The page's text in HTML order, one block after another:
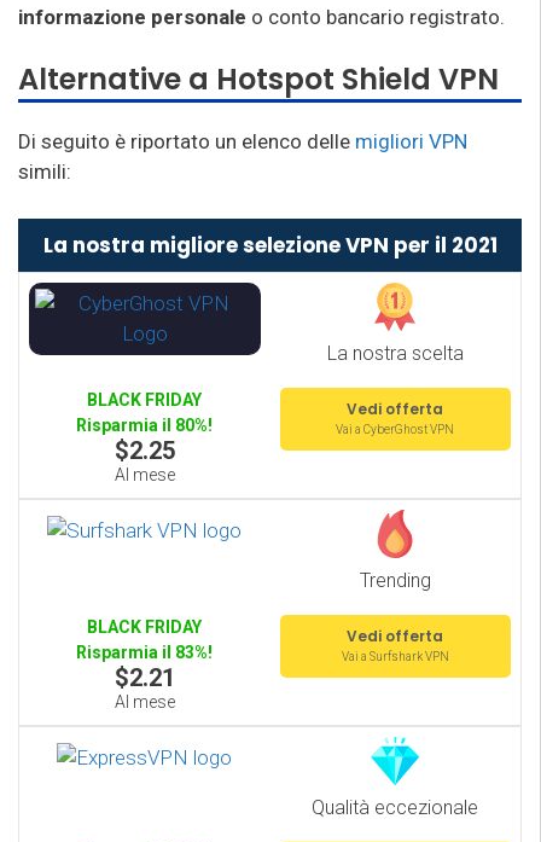
informazione personale o conto bancario registrato.
Alternative a Hotspot Shield VPN
Di seguito è riportato un elenco delle migliori VPN
simili:
La nostra migliore selezione VPN per il 2021
La nostra scelta
BLACK FRIDAY
Risparmia il 80%!
$2.25
Al mese
Vedi offerta
Vai a CyberGhost VPN
Trending
BLACK FRIDAY
Risparmia il 83%!
$2.21
Al mese
Vedi offerta
Vai a Surfshark VPN
Qualità eccezionale